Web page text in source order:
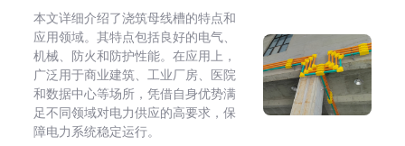
本文详细介绍了浇筑母线槽的特点和
应用领域。其特点包括良好的电气、
机械、防火和防护性能。在应用上，
广泛用于商业建筑、工业厂房、医院
和数据中心等场所，凭借自身优势满
足不同领域对电力供应的高要求，保
障电力系统稳定运行。